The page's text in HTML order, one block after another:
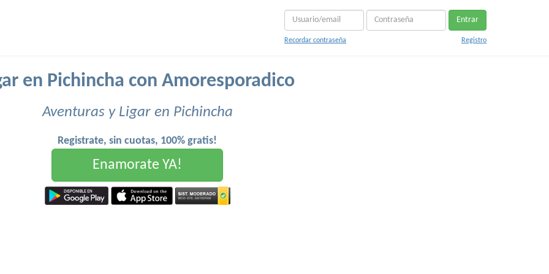
Entrar
Recordar contraseña Registro
en Pichincha con Amoresporadico
Aventuras y Ligar en Pichincha
Registrate, sin cuotas, 100% gratis!
Enamorate YA!